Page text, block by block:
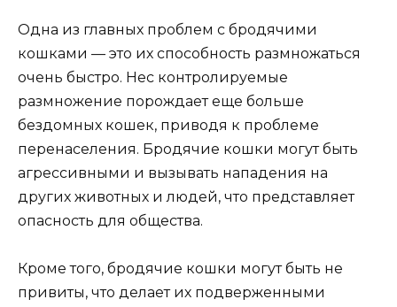
Одна из главных проблем с бродячими
кошками — это их способность размножаться
очень быстро. Нес контролируемые
размножение порождает еще больше
бездомных кошек, приводя к проблеме
перенаселения. Бродячие кошки могут быть
агрессивными и вызывать нападения на
других животных и людей, что представляет
опасность для общества.
Кроме того, бродячие кошки могут быть не
привиты, что делает их подверженными